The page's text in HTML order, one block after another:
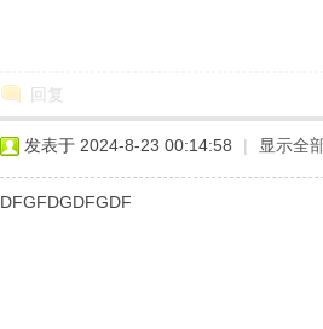
回复
发表于 2024-8-23 00:14:58 | 显示全
DFGFDGDFGDF